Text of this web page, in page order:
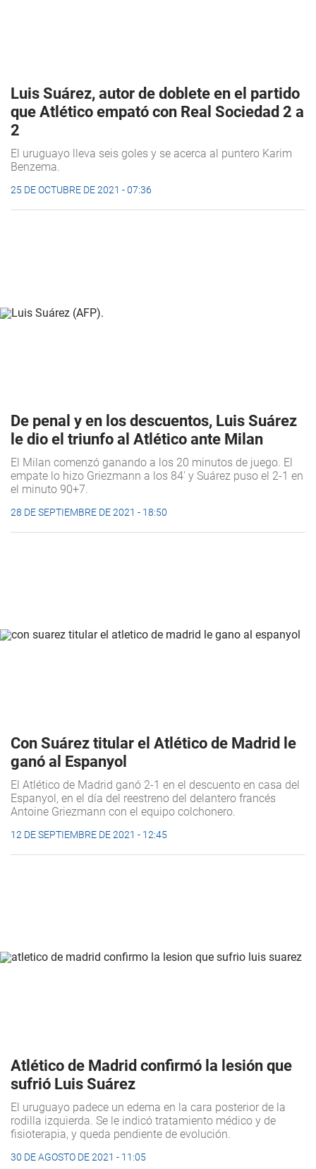
Luis Suárez, autor de doblete en el partido
que Atlético empató con Real Sociedad 2 a
2
El uruguayo lleva seis goles y se acerca al puntero Karim
Benzema.
25 DE OCTUBRE DE 2021 - 07:36
De penal y en los descuentos, Luis Suárez
le dio el triunfo al Atlético ante Milan
El Milan comenzó ganando a los 20 minutos de juego. El
empate lo hizo Griezmann a los 84' y Suárez puso el 2-1 en
el minuto 90+7.
28 DE SEPTIEMBRE DE 2021 - 18:50
Con Suárez titular el Atlético de Madrid le
ganó al Espanyol
El Atlético de Madrid ganó 2-1 en el descuento en casa del
Espanyol, en el día del reestreno del delantero francés
Antoine Griezmann con el equipo colchonero.
12 DE SEPTIEMBRE DE 2021 - 12:45
Atlético de Madrid confirmó la lesión que
sufrió Luis Suárez
El uruguayo padece un edema en la cara posterior de la
rodilla izquierda. Se le indicó tratamiento médico y de
fisioterapia, y queda pendiente de evolución.
30 DE AGOSTO DE 2021 - 11:05